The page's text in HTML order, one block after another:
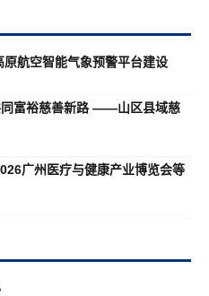
航空智能气象预警平台建设
同富裕慈善新路 ——山区县域慈
广州医疗与健康产业博览会等